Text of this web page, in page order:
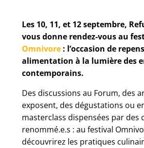
Les 10, 11, et 12 septembre,
vous donne rendez-vous au
Omnivore: l’occasion de
alimentation à la lumière des
contemporains.
Des discussions au Forum, des
exposent, des dégustations ou
masterclass dispensées par des
renommé.e.s : au festival
découvrirez les pratiques